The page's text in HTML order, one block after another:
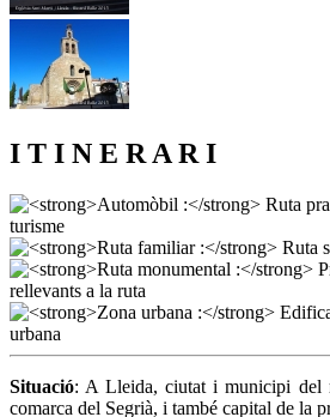
I T I N E R A R I
Situació: A Lleida, ciutat i municipi del
comarca del Segrià, i també capital de la